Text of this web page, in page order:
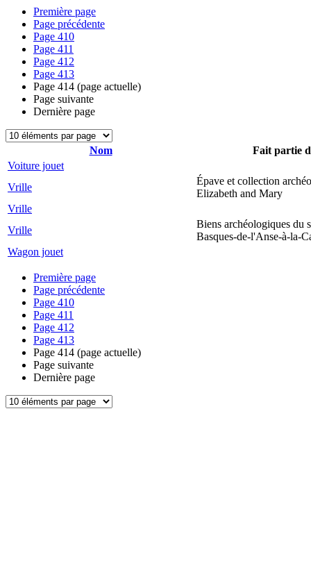
Première page
Page précédente
Page 410
Page 411
Page 412
Page 413
Page 414 (page actuelle)
Page suivante
Dernière page
Nom
Fait partie
Voiture jouet
Vrille
Épave et collection
Elizabeth and Mary
Vrille
Vrille
Biens archéologiques du
Basques-de-l'Anse-à-la-
Wagon jouet
Première page
Page précédente
Page 410
Page 411
Page 412
Page 413
Page 414 (page actuelle)
Page suivante
Dernière page